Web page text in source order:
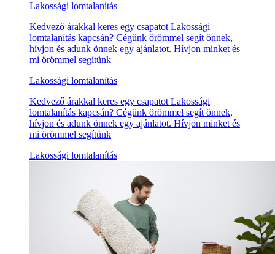
Lakossági lomtalanítás
Kedvező árakkal keres egy csapatot Lakossági
lomtalanítás kapcsán? Cégünk örömmel segít önnek,
hívjon és adunk önnek egy ajánlatot. Hívjon minket és
mi örömmel segítünk
Lakossági lomtalanítás
Kedvező árakkal keres egy csapatot Lakossági
lomtalanítás kapcsán? Cégünk örömmel segít önnek,
hívjon és adunk önnek egy ajánlatot. Hívjon minket és
mi örömmel segítünk
Lakossági lomtalanítás